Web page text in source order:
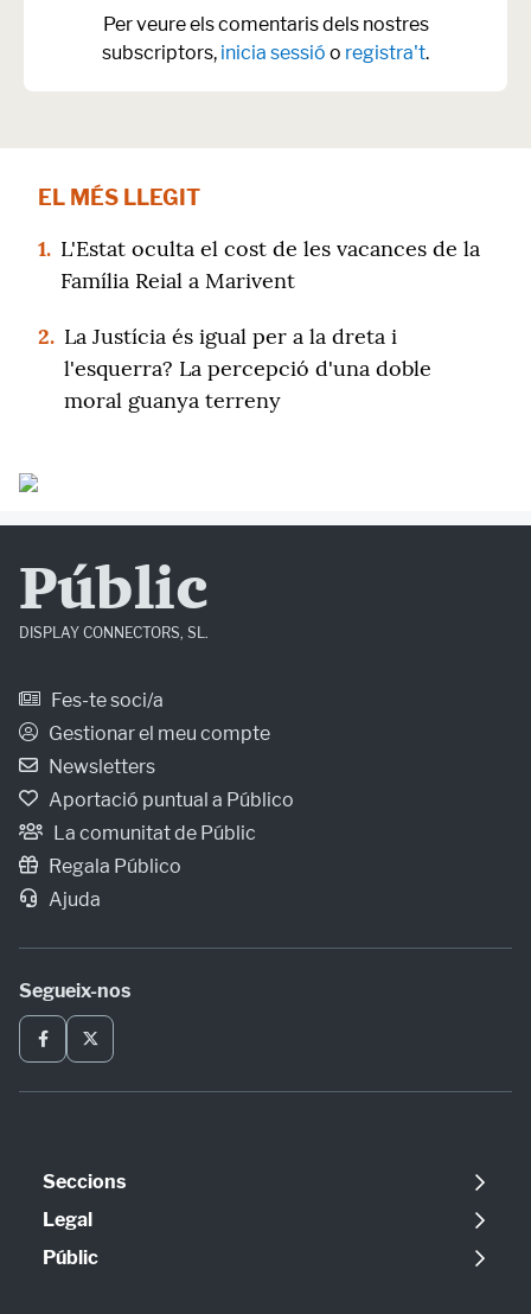
Per veure els comentaris dels nostres
subscriptors, inicia sessió o registra't.
EL MÉS LLEGIT
1. L'Estat oculta el cost de les vacances de la
Família Reial a Marivent
2. La Justícia és igual per a la dreta i
l'esquerra? La percepció d'una doble
moral guanya terreny
Públic
DISPLAY CONNECTORS, SL.
Fes-te soci/a
Gestionar el meu compte
Newsletters
Aportació puntual a Público
La comunitat de Públic
Regala Público
Ajuda
Segueix-nos
Seccions
Política
Opinió
Legal
Avís legal
Públic